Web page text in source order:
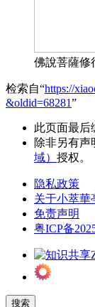
佛說菩薩修
检索自“https://
&oldid=68281”
此页面最后
除非另有声
域） 授权。
隐私政策
关于小萃華
免责声明
粤ICP备
搜索